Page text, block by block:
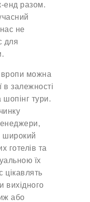
енд разом.
не
для
можна
в залежності
шопінг тури.
широкий
готелів та
їх
цікавлять
вихідного
або